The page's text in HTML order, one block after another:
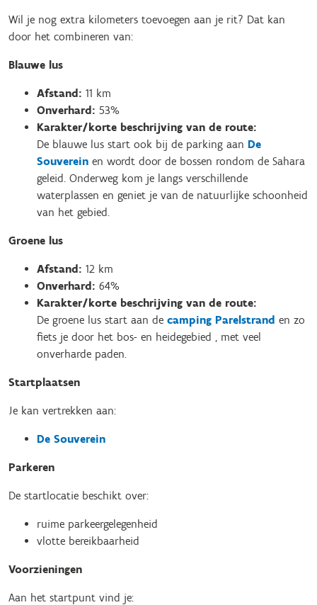
Wil je nog extra kilometers toevoegen aan je rit? Dat kan
door het combineren van:
Blauwe lus
Afstand: 11 km
Onverhard: 53%
Karakter/korte beschrijving van de route:
De blauwe lus start ook bij de parking aan De
Souverein en wordt door de bossen rondom de Sahara
geleid. Onderweg kom je langs verschillende
waterplassen en geniet je van de natuurlijke schoonheid
van het gebied.
Groene lus
Afstand: 12 km
Onverhard: 64%
Karakter/korte beschrijving van de route:
De groene lus start aan de camping Parelstrand en zo
fiets je door het bos- en heidegebied , met veel
onverharde paden.
Startplaatsen
Je kan vertrekken aan:
De Souverein
Parkeren
De startlocatie beschikt over:
ruime parkeergelegenheid
vlotte bereikbaarheid
Voorzieningen
Aan het startpunt vind je: